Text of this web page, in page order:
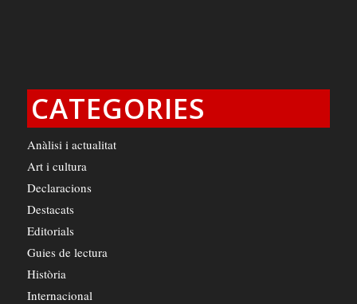
CATEGORIES
Anàlisi i actualitat
Art i cultura
Declaracions
Destacats
Editorials
Guies de lectura
Història
Internacional